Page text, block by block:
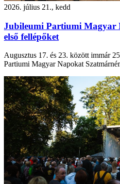
2026. július 21., kedd
Jubileumi Partiumi Magyar
első fellépőket
Augusztus 17. és 23. között immár
Partiumi Magyar Napokat